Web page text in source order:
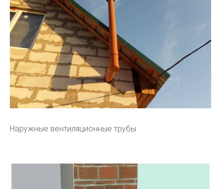
Наружные вентиляционные трубы